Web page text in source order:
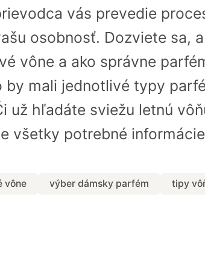
vás prevedie
osobnosť. Dozviete sa,
vône a ako správne
by mali jednotlivé typy
už hľadáte sviežu letnú
všetky potrebné
vône výber dámsky parfém tipy